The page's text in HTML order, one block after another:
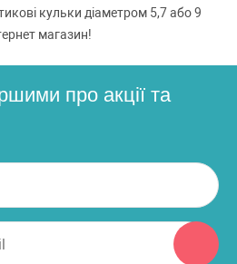
кульки діаметром 5,7 або 9
магазин!
про акції та